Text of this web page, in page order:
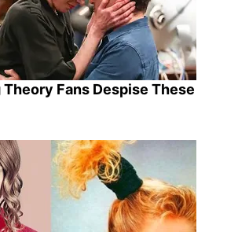
Theory Fans Despise These